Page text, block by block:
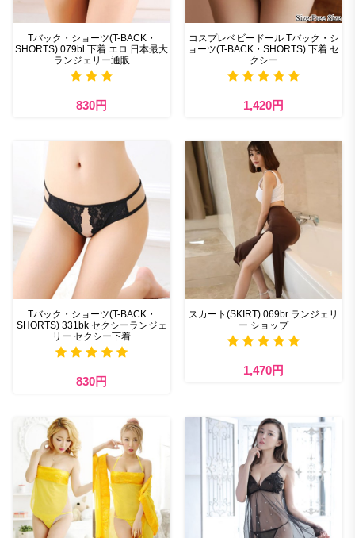
Tバック・ショーツ(T-BACK・
SHORTS) 079bl 下着 エロ 日本最大
ランジェリー通販
830円
コスプレベビードール Tバック・シ
ョーツ(T-BACK・SHORTS) 下着 セ
クシー
1,420円
Tバック・ショーツ(T-BACK・
SHORTS) 331bk セクシーランジェ
リー セクシー下着
830円
スカート(SKIRT) 069br ランジェリ
ー ショップ
1,470円